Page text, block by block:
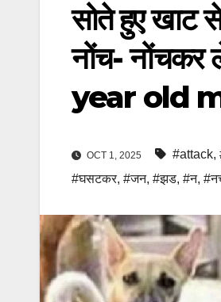
सोते हुए खाट
नोंच-
year old
OCT 1, 2025 #attack,
#घसटकर, #जन, #झड, #न,